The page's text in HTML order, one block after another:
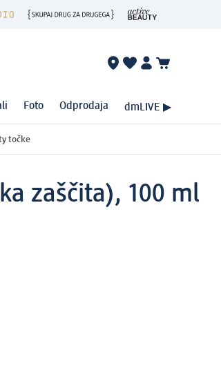
Foto Odprodaja dmLIVE ▶
točke
zaščita), 100 ml